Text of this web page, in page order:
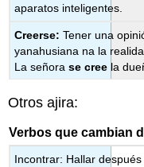
aparatos inteligentes.
Creerse: Tener una
yanahusiana na la
La señorase cree la
Otros ajira:
Verbos que cambian
Incontrar: Hallar